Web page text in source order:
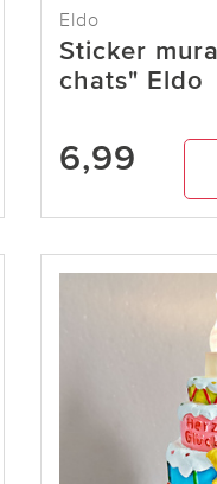
Eldo
Sticker
chats" Eldo
6,99